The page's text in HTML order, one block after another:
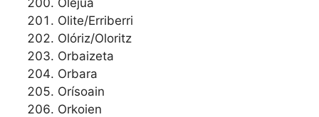
Olite/Erriberri
Olóriz/Oloritz
Orbaizeta
Orbara
Orísoain
Orkoien